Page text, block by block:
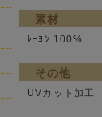
素材
ﾚｰﾖﾝ 100%
その他
UVカット加工